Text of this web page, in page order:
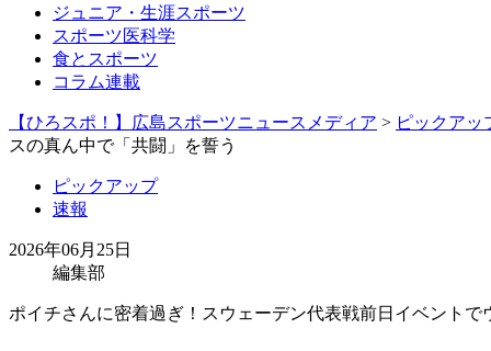
ジュニア・生涯スポーツ
スポーツ医科学
食とスポーツ
コラム連載
【ひろスポ！】広島スポーツニュースメディア > ピックアッ
スの真ん中で「共闘」を誓う
ピックアップ
速報
2026年06月25日
編集部
ポイチさんに密着過ぎ！スウェーデン代表戦前日イベント